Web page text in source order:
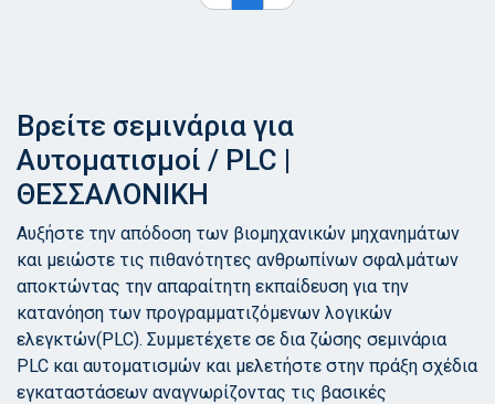
Βρείτε σεμινάρια για
Αυτοματισμοί / PLC |
ΘΕΣΣΑΛΟΝΙΚΗ
Αυξήστε την απόδοση των βιομηχανικών μηχανημάτων
και μειώστε τις πιθανότητες ανθρωπίνων σφαλμάτων
αποκτώντας την απαραίτητη εκπαίδευση για την
κατανόηση των προγραμματιζόμενων λογικών
ελεγκτών(PLC). Συμμετέχετε σε δια ζώσης σεμινάρια
PLC και αυτοματισμών και μελετήστε στην πράξη σχέδια
εγκαταστάσεων αναγνωρίζοντας τις βασικές